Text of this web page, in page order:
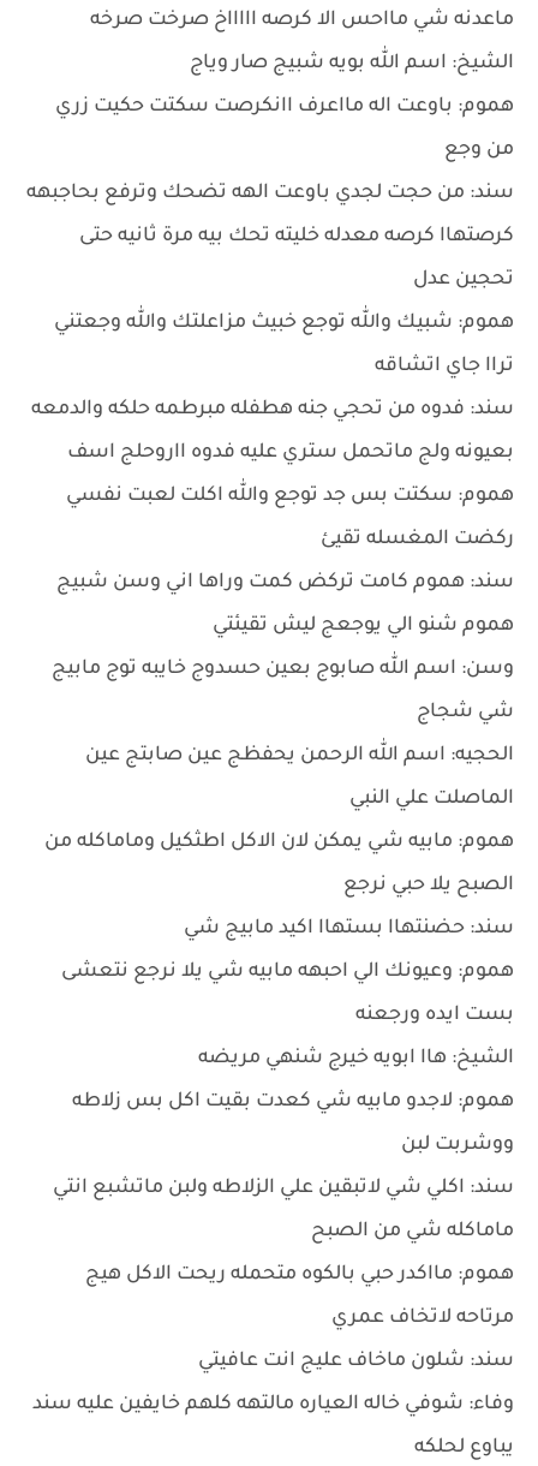
ماعدنه شي مااحس الا كرصه اااااخ صرخت صرخه
الشيخ: اسم الله بويه شبيج صار وياج
هموم: باوعت اله مااعرف اانكرصت سكتت حكيت زري
من وجع
سند: من حجت لجدي باوعت الهه تضحك وترفع بحاجبهه
كرصتهاا كرصه معدله خليته تحك بيه مرة ثانيه حتى
تحجين عدل
هموم: شبيك والله توجع خبيث مزاعلتك والله وجعتني
تراا جاي اتشاقه
سند: فدوه من تحجي جنه هطفله مبرطمه حلكه والدمعه
بعيونه ولج ماتحمل ستري عليه فدوه ااروحلج اسف
هموم: سكتت بس جد توجع والله اكلت لعبت نفسي
ركضت المغسله تقيئ
سند: هموم كامت تركض كمت وراها اني وسن شبيج
هموم شنو الي يوجعج ليش تقيئتي
وسن: اسم الله صابوج بعين حسدوج خايبه توج مابيج
شي شجاج
الحجيه: اسم الله الرحمن يحفظج عين صابتج عين
الماصلت علي النبي
هموم: مابيه شي يمكن لان الاكل اطثكيل وماماكله من
الصبح يلا حبي نرجع
سند: حضنتهاا بستهاا اكيد مابيج شي
هموم: وعيونك الي احبهه مابيه شي يلا نرجع نتعشى
بست ايده ورجعنه
الشيخ: هاا ابويه خيرج شنهي مريضه
هموم: لاجدو مابيه شي كعدت بقيت اكل بس زلاطه
ووشربت لبن
سند: اكلي شي لاتبقين علي الزلاطه ولبن ماتشبع انتي
ماماكله شي من الصبح
هموم: مااكدر حبي بالكوه متحمله ريحت الاكل هيج
مرتاحه لاتخاف عمري
سند: شلون ماخاف عليج انت عافيتي
وفاء: شوفي خاله العياره مالتهه كلهم خايفين عليه سند
يباوع لحلكه